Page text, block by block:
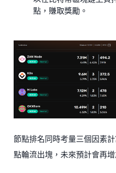
點，賺取獎勵。
節點排名同時考量三個因素
點輪流出塊，未來預計會再